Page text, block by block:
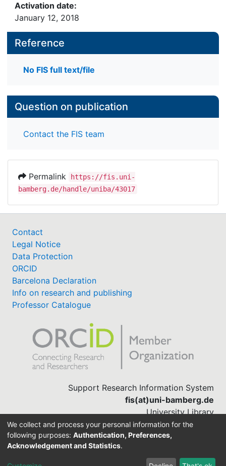
Activation date:
January 12, 2018
Reference
No FIS full text/file
Question on publication
Contact the FIS team
Permalink
https://fis.uni-
bamberg.de/handle/uniba/43017
Contact
Legal Notice
Data Protection
ORCID
Barcelona Declaration
Info on research and publishing
Professor Catalogue
Support Research Information System
fis(at)uni-bamberg.de
University Library
(0951) 863-1568
DSpace-CRIS software
We collect and process your personal information for the
following purposes: Authentication, Preferences,
Acknowledgement and Statistics.